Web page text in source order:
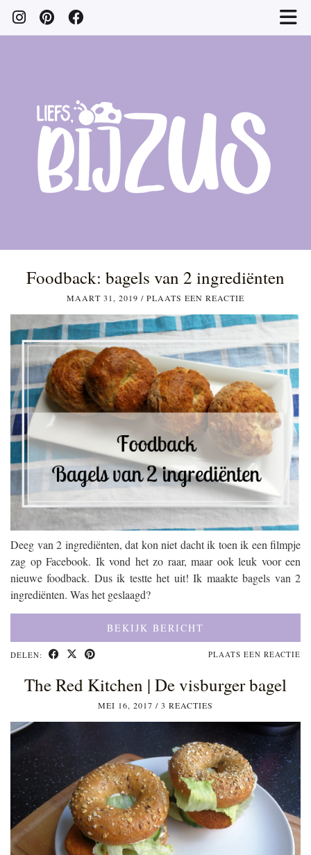
Foodback: bagels van 2 ingrediënten
MAART 31, 2019 / PLAATS EEN REACTIE
Deeg van 2 ingrediënten, dat kon niet dacht ik toen ik een filmpje
zag op Facebook. Ik vond het zo raar, maar ook leuk voor een
nieuwe foodback. Dus ik testte het uit! Ik maakte bagels van 2
ingrediënten. Was het geslaagd?
BEKIJK BERICHT
DELEN: PLAATS EEN REACTIE
The Red Kitchen | De visburger bagel
MEI 16, 2017 / 3 REACTIES